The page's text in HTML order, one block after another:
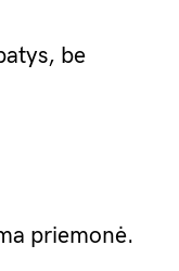
be
priemonė.